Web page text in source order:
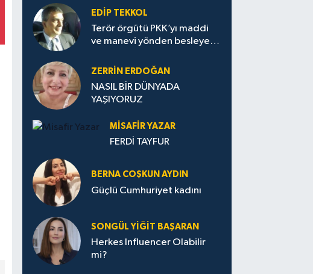
EDIP TEKKOL
Terör örgütü PKK’yı maddi
ve manevi yönden besleyen
ZERRIN ERDOĞAN
NASIL BİR DÜNYADA
YAŞIYORUZ
MISAFIR YAZAR
FERDİ TAYFUR
BERNA COŞKUN AYDIN
Güçlü Cumhuriyet kadını
SONGÜL YIĞIT BAŞARAN
Herkes Influencer Olabilir
mi?